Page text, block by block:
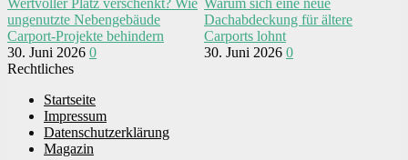
Wertvoller Platz verschenkt? Wie
ungenutzte Nebengebäude
Carport-Projekte behindern
30. Juni 2026 0
Warum sich eine neue
Dachabdeckung für ältere
Carports lohnt
30. Juni 2026 0
Rechtliches
Startseite
Impressum
Datenschutzerklärung
Magazin